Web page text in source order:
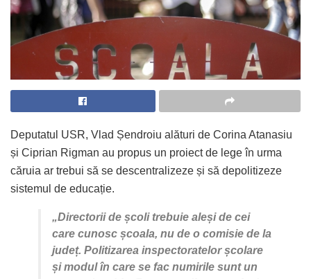
Deputatul USR, Vlad Șendroiu alături de Corina Atanasiu
și Ciprian Rigman au propus un proiect de lege în urma
căruia ar trebui să se descentralizeze și să depolitizeze
sistemul de educație.
„Directorii de școli trebuie aleși de cei
care cunosc școala, nu de o comisie de la
județ. Politizarea inspectoratelor școlare
și modul în care se fac numirile sunt un